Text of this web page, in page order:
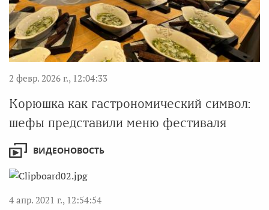
2 февр. 2026 г., 12:04:33
Корюшка как гастрономический символ:
шефы представили меню фестиваля
ВИДЕОНОВОСТЬ
4 апр. 2021 г., 12:54:54